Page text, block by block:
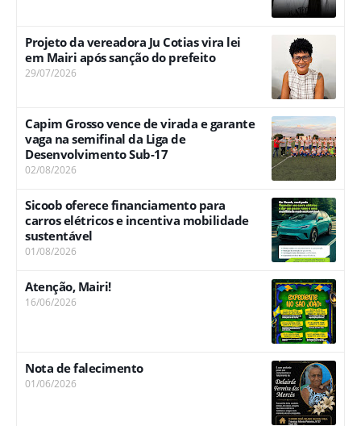
Projeto da vereadora Ju Cotias vira lei
em Mairi após sanção do prefeito
29/07/2026
Capim Grosso vence de virada e garante
vaga na semifinal da Liga de
Desenvolvimento Sub-17
02/08/2026
Sicoob oferece financiamento para
carros elétricos e incentiva mobilidade
sustentável
01/08/2026
Atenção, Mairi!
16/06/2026
Nota de falecimento
01/06/2026